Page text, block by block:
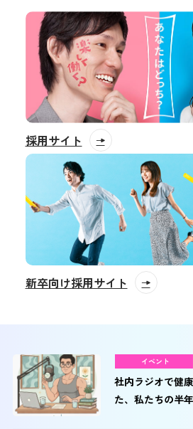
採用サイト
新卒向け採用サイト
イベント
社内ラジオで健
た、私たちの半